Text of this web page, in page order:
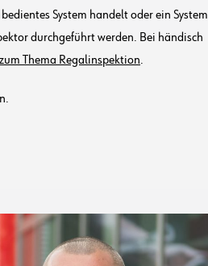
System handelt oder ein System
durchgeführt werden. Bei händisch
Thema Regalinspektion.